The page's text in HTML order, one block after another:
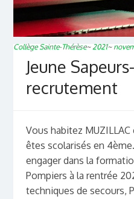
Collège Sainte-Thérèse~ 2021~
Jeune
recrutement
Vous habitez
êtes scolarisés en
engager dans la
Pompiers à la rentrée
techniques de secours,